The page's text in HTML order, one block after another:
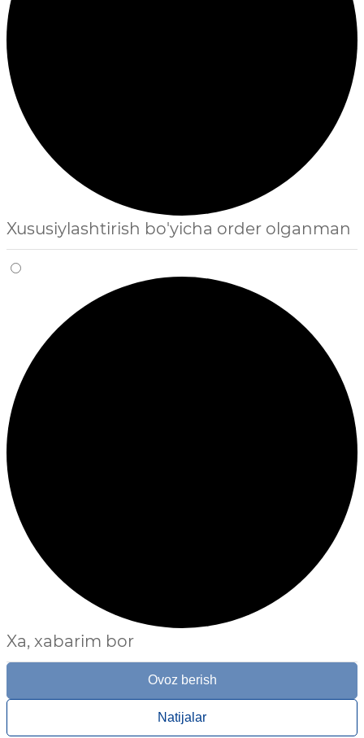
Xususiylashtirish bo'yicha order olganman
Xa, xabarim bor
Ovoz berish
Natijalar